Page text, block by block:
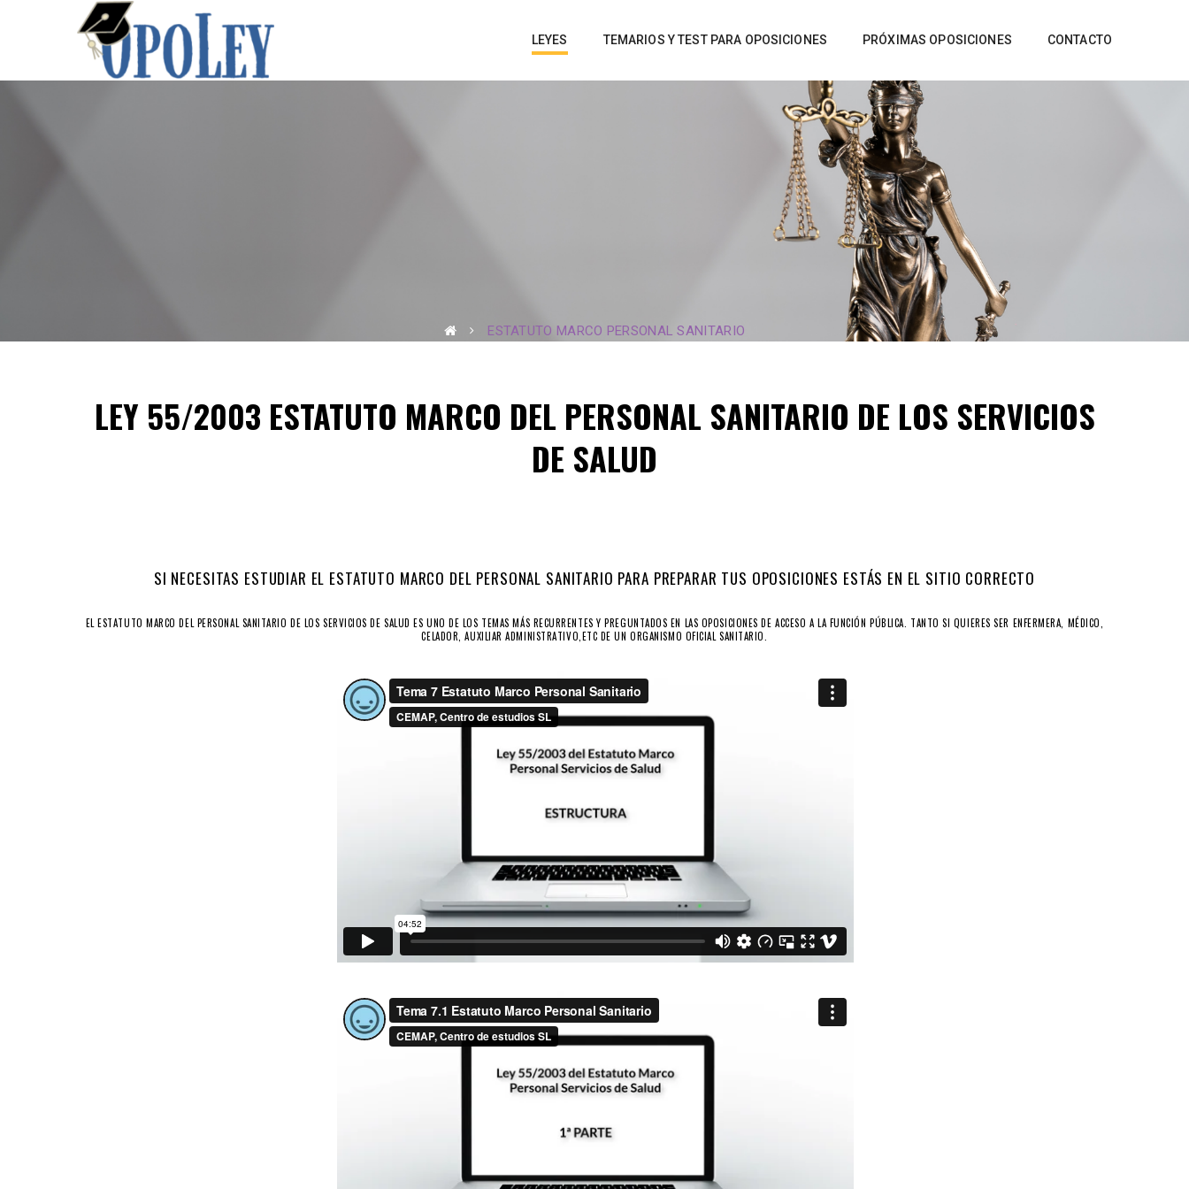
LEYES TEMARIOS Y TEST PARA OPOSICIONES PRÓXIMAS OPOSICIONES CONTACTO
ESTATUTO MARCO PERSONAL SANITARIO
LEY 55/2003 ESTATUTO MARCO DEL PERSONAL SANITARIO DE LOS SERVICIOS
DE SALUD
SI NECESITAS ESTUDIAR EL ESTATUTO MARCO DEL PERSONAL SANITARIO PARA PREPARAR TUS OPOSICIONES ESTÁS EN EL SITIO CORRECTO
EL ESTATUTO MARCO DEL PERSONAL SANITARIO DE LOS SERVICIOS DE SALUD ES UNO DE LOS TEMAS MÁS RECURRENTES Y PREGUNTADOS EN LAS OPOSICIONES DE ACCESO A LA FUNCIÓN PÚBLICA. TANTO SI QUIERES SER ENFERMERA, MÉDICO,
CELADOR, AUXILIAR ADMINISTRATIVO,ETC DE UN ORGANISMO OFICIAL SANITARIO.